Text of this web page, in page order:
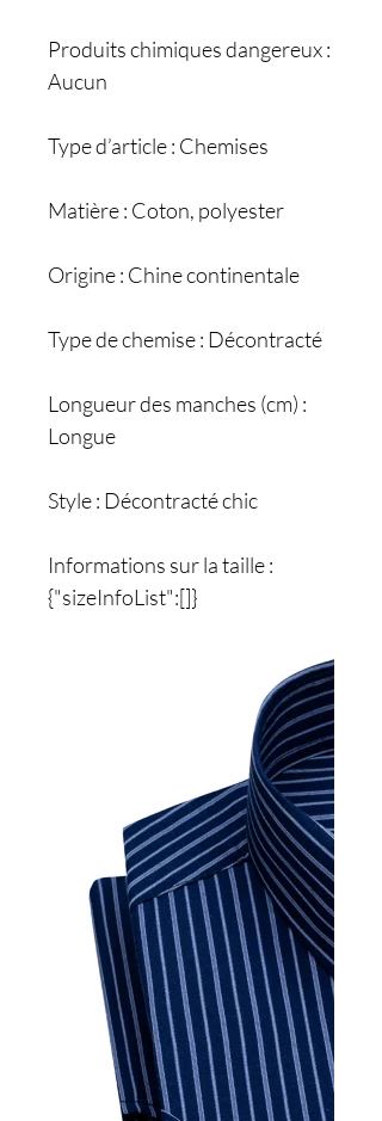
Produits chimiques dangereux :
Aucun
Type d’article : Chemises
Matière : Coton, polyester
Origine : Chine continentale
Type de chemise : Décontracté
Longueur des manches (cm) :
Longue
Style : Décontracté chic
Informations sur la taille :
{"sizeInfoList":[]}